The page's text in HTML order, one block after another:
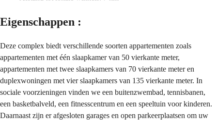
Eigenschappen :
Deze complex biedt verschillende soorten appartementen zoals
appartementen met één slaapkamer van 50 vierkante meter,
appartementen met twee slaapkamers van 70 vierkante meter en
duplexwoningen met vier slaapkamers van 135 vierkante meter. In
sociale voorzieningen vinden we een buitenzwembad, tennisbanen,
een basketbalveld, een fitnesscentrum en een speeltuin voor kinderen.
Daarnaast zijn er afgesloten garages en open parkeerplaatsen om uw